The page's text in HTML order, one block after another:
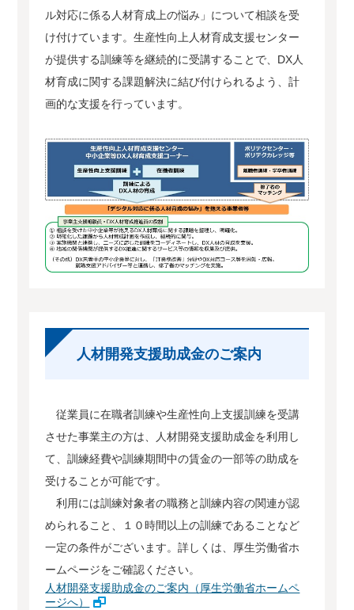
ル対応に係る人材育成上の悩み」について相談を受
け付けています。生産性向上人材育成支援センター
が提供する訓練等を継続的に受講することで、DX人
材育成に関する課題解決に結び付けられるよう、計
画的な支援を行っています。
人材開発支援助成金のご案内
従業員に在職者訓練や生産性向上支援訓練を受講
させた事業主の方は、人材開発支援助成金を利用し
て、訓練経費や訓練期間中の賃金の一部等の助成を
受けることが可能です。
利用には訓練対象者の職務と訓練内容の関連が認
められること、１０時間以上の訓練であることなど
一定の条件がございます。詳しくは、厚生労働省ホ
ームページをご確認ください。
人材開発支援助成金のご案内（厚生労働省ホームペ
ージへ）